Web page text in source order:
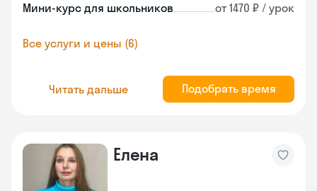
Мини-курс для школьников от 1470 ₽ / урок
Все услуги и цены (6)
Читать дальше Подобрать время
Елена